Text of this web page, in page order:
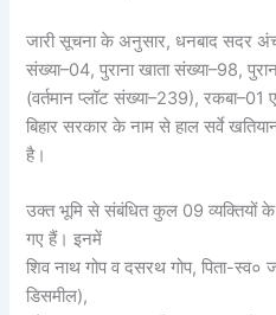
जारी सूचना के अनुसार, धनबाद सदर
संख्या–04, पुराना खाता संख्या–98,
(वर्तमान प्लॉट संख्या–239), रकबा–01
बिहार सरकार के नाम से हाल सर्वे
है।
उक्त भूमि से संबंधित कुल 09 व्यक्तियों
गए हैं। इनमें
शिव नाथ गोप व दसरथ गोप, पिता-
डिसमील),